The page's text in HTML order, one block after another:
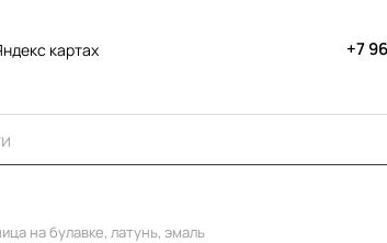
картах +7
на булавке, латунь, эмаль